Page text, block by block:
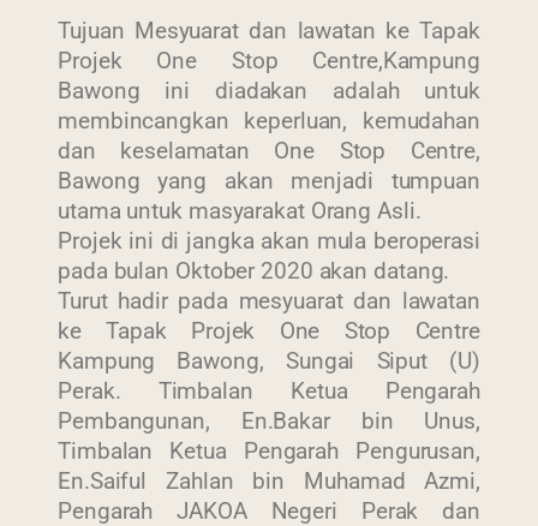
Tujuan Mesyuarat dan lawatan ke Tapak
Projek One Stop Centre,Kampung
Bawong ini diadakan adalah untuk
membincangkan keperluan, kemudahan
dan keselamatan One Stop Centre,
Bawong yang akan menjadi tumpuan
utama untuk masyarakat Orang Asli.
Projek ini di jangka akan mula beroperasi
pada bulan Oktober 2020 akan datang.
Turut hadir pada mesyuarat dan lawatan
ke Tapak Projek One Stop Centre
Kampung Bawong, Sungai Siput (U)
Perak. Timbalan Ketua Pengarah
Pembangunan, En.Bakar bin Unus,
Timbalan Ketua Pengarah Pengurusan,
En.Saiful Zahlan bin Muhamad Azmi,
Pengarah JAKOA Negeri Perak dan